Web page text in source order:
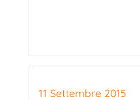
11 Settembre 2015